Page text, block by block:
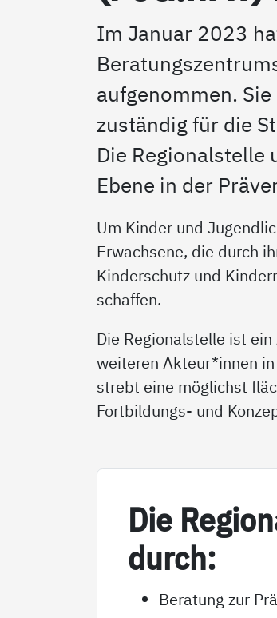
Im Januar 2023
aufgenommen.
zuständig für die
Die Regionalstelle
Ebene in der
Um Kinder und
Erwachsene, die durch
Kinderschutz und
schaffen.
Die Regionalstelle ist
weiteren Akteur*innen
strebt eine möglichst
Fortbildungs- und
Die
durch:
Beratung zur